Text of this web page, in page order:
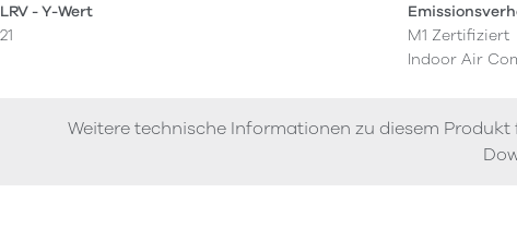
LRV - Y-Wert
21
M1 Zertifiziert
Indoor Air
Weitere technische Informationen zu diesem